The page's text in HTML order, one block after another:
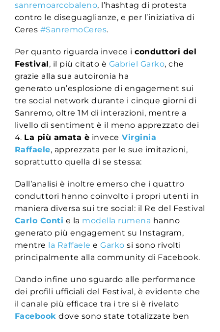
sanremoarcobaleno, l’hashtag di protesta
contro le diseguaglianze, e per l’iniziativa di
Ceres #SanremoCeres.
Per quanto riguarda invece iconduttori del
Festival, il più citato è Gabriel Garko, che
grazie alla sua autoironia ha
generato un’esplosione di engagement sui
tre social network durante i cinque giorni di
Sanremo, oltre 1M di interazioni, mentre a
livello di sentiment è il meno apprezzato dei
4. La più amata è invece Virginia
Raffaele, apprezzata per le sue imitazioni,
soprattutto quella di se stessa:
Dall’analisi è inoltre emerso che i quattro
conduttori hanno coinvolto i propri utenti in
maniera diversa sui tre social: il Re del Festival
Carlo Conti e la modella rumena hanno
generato più engagement su Instagram,
mentre la Raffaele eGarko si sono rivolti
principalmente alla community di Facebook.
Dando infine uno sguardo alle performance
dei profili ufficiali del Festival, è evidente che
il canale più efficace tra i tre si è rivelato
Facebook dove sono state totalizzate ben